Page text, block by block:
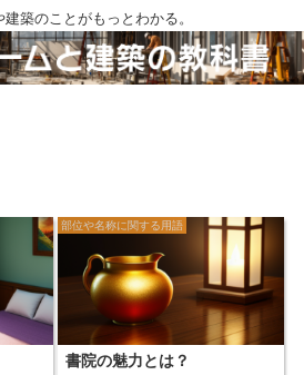
建築のことがもっとわかる。
部位や名称に関する用語
書院の魅力とは？